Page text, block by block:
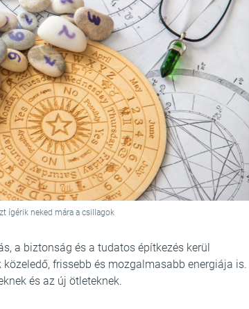
ígérik neked mára a csillagok
a biztonság és a tudatos építkezés kerül
frissebb és mozgalmasabb energiája is.
és az új ötleteknek.